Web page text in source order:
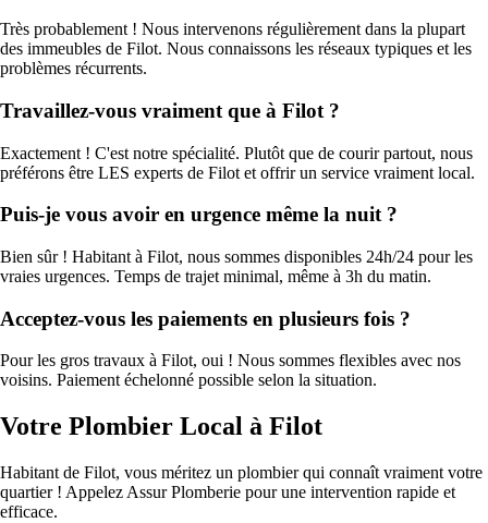
Très probablement ! Nous intervenons régulièrement dans la plupart
des immeubles de Filot. Nous connaissons les réseaux typiques et les
problèmes récurrents.
Travaillez-vous vraiment que à Filot ?
Exactement ! C'est notre spécialité. Plutôt que de courir partout, nous
préférons être LES experts de Filot et offrir un service vraiment local.
Puis-je vous avoir en urgence même la nuit ?
Bien sûr ! Habitant à Filot, nous sommes disponibles 24h/24 pour les
vraies urgences. Temps de trajet minimal, même à 3h du matin.
Acceptez-vous les paiements en plusieurs fois ?
Pour les gros travaux à Filot, oui ! Nous sommes flexibles avec nos
voisins. Paiement échelonné possible selon la situation.
Votre Plombier Local à Filot
Habitant de Filot, vous méritez un plombier qui connaît vraiment votre
quartier ! Appelez Assur Plomberie pour une intervention rapide et
efficace.